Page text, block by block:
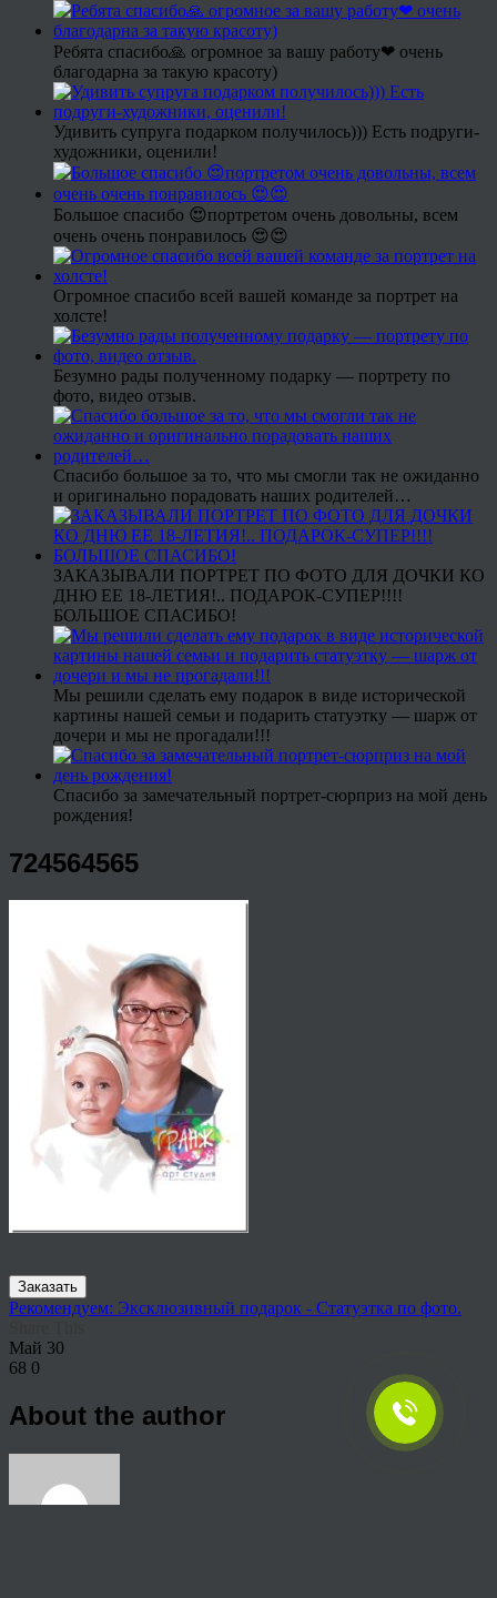
Ребята спасибо🙏 огромное за вашу работу❤ очень
благодарна за такую красоту)
Удивить супруга подарком получилось))) Есть подруги-
художники, оценили!
Большое спасибо 😍портретом очень довольны, всем
очень очень понравилось 😍😍
Огромное спасибо всей вашей команде за портрет на
холсте!
Безумно рады полученному подарку — портрету по
фото, видео отзыв.
Спасибо большое за то, что мы смогли так не ожиданно
и оригинально порадовать наших родителей…
ЗАКАЗЫВАЛИ ПОРТРЕТ ПО ФОТО ДЛЯ ДОЧКИ КО
ДНЮ ЕЕ 18-ЛЕТИЯ!.. ПОДАРОК-СУПЕР!!!!
БОЛЬШОЕ СПАСИБО!
Мы решили сделать ему подарок в виде исторической
картины нашей семьи и подарить статуэтку — шарж от
дочери и мы не прогадали!!!
Спасибо за замечательный портрет-сюрприз на мой день
рождения!
724564565
Заказать
Рекомендуем: Эксклюзивный подарок - Статуэтка по фото.
Май 30
68 0
About the author